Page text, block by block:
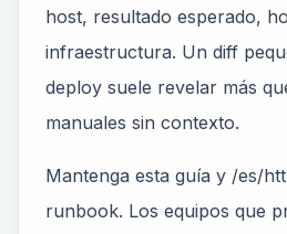
host, resultado esperado,
infraestructura. Un diff
deploy suele revelar más
manuales sin contexto.
Mantenga esta guía y /es/
runbook. Los equipos que